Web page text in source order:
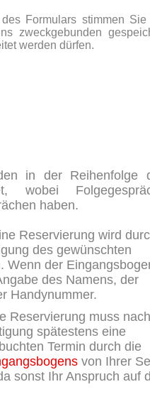
Formulars stimmen Sie
zweckgebunden
werden dürfen.
in der Reihenfolge
wobei
haben.
Reservierung wird
des gewünschten
Wenn der
des Namens, der
Handynummer.
Reservierung muss nach
spätestens eine
Termin durch die
von Ihrer
sonst Ihr Anspruch auf